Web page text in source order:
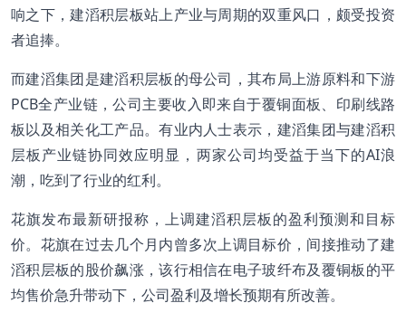
响之下，建滔积层板站上产业与周期的双重风口，颇受投资
者追捧。
而建滔集团是建滔积层板的母公司，其布局上游原料和下游
PCB全产业链，公司主要收入即来自于覆铜面板、印刷线路
板以及相关化工产品。有业内人士表示，建滔集团与建滔积
层板产业链协同效应明显，两家公司均受益于当下的AI浪
潮，吃到了行业的红利。
花旗发布最新研报称，上调建滔积层板的盈利预测和目标
价。花旗在过去几个月内曾多次上调目标价，间接推动了建
滔积层板的股价飙涨，该行相信在电子玻纤布及覆铜板的平
均售价急升带动下，公司盈利及增长预期有所改善。